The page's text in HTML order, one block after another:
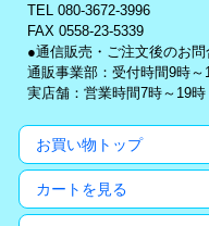
TEL 080-3672-3996
FAX 0558-23-5339
●通信販売・ご注文後のお問
通販事業部：受付時間9時～
実店舗：営業時間7時～19時
お買い物トップ
カートを見る